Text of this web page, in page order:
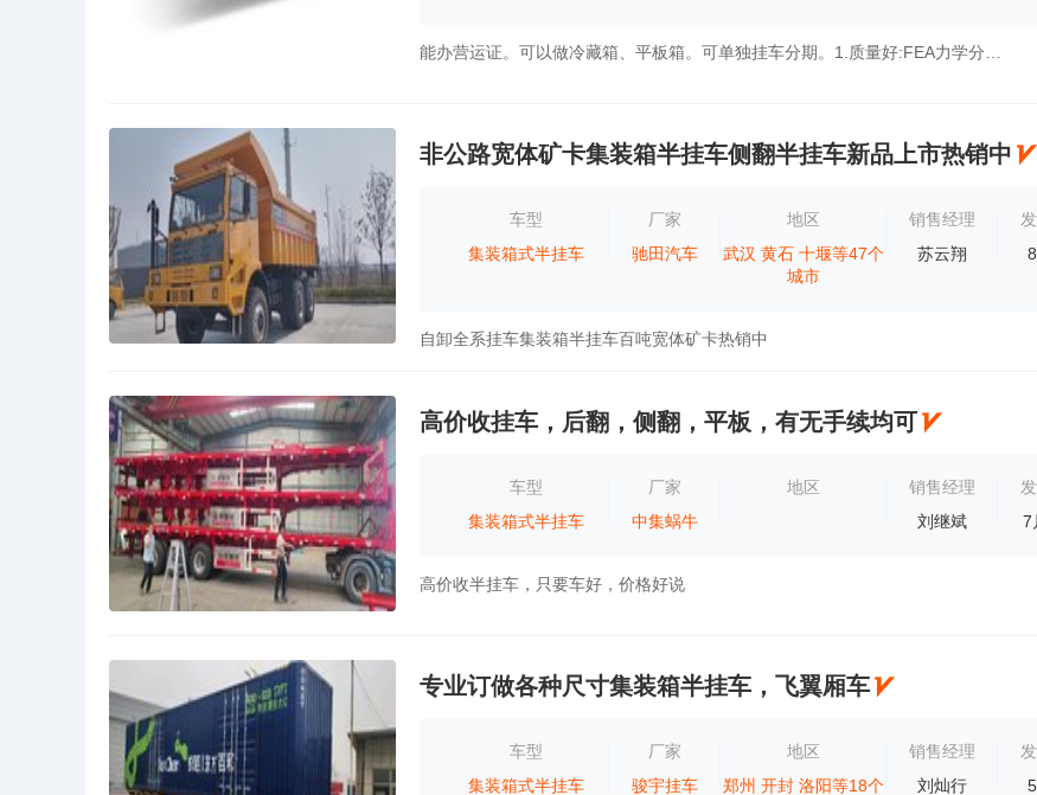
非公路宽体矿卡集装箱半挂车侧翻半挂车新品上市热销中
车型
集装箱式半挂车
厂家
驰田汽车
地区
武汉 黄石 十堰等47个
城市
销售经理
苏云翔
自卸全系挂车集装箱半挂车百吨宽体矿卡热销中
高价收挂车，后翻，侧翻，平板，有无手续均可
车型
集装箱式半挂车
厂家
中集蜗牛
地区
销售经理
刘继斌
7
高价收半挂车，只要车好，价格好说
专业订做各种尺寸集装箱半挂车，飞翼厢车
车型
集装箱式半挂车
厂家
骏宇挂车
地区
郑州 开封 洛阳等18个
销售经理
刘灿行